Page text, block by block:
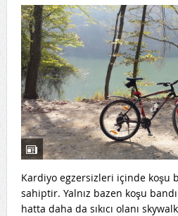
Kardiyo egzersizleri içinde koşu
sahiptir. Yalnız bazen koşu bandı
hatta daha da sıkıcı olanı